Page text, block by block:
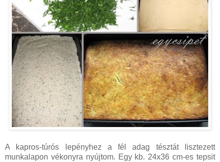
A kapros-túrós lepényhez a fél adag tésztát lisztezett
munkalapon vékonyra nyújtom. Egy kb. 24x36 cm-es tepsit